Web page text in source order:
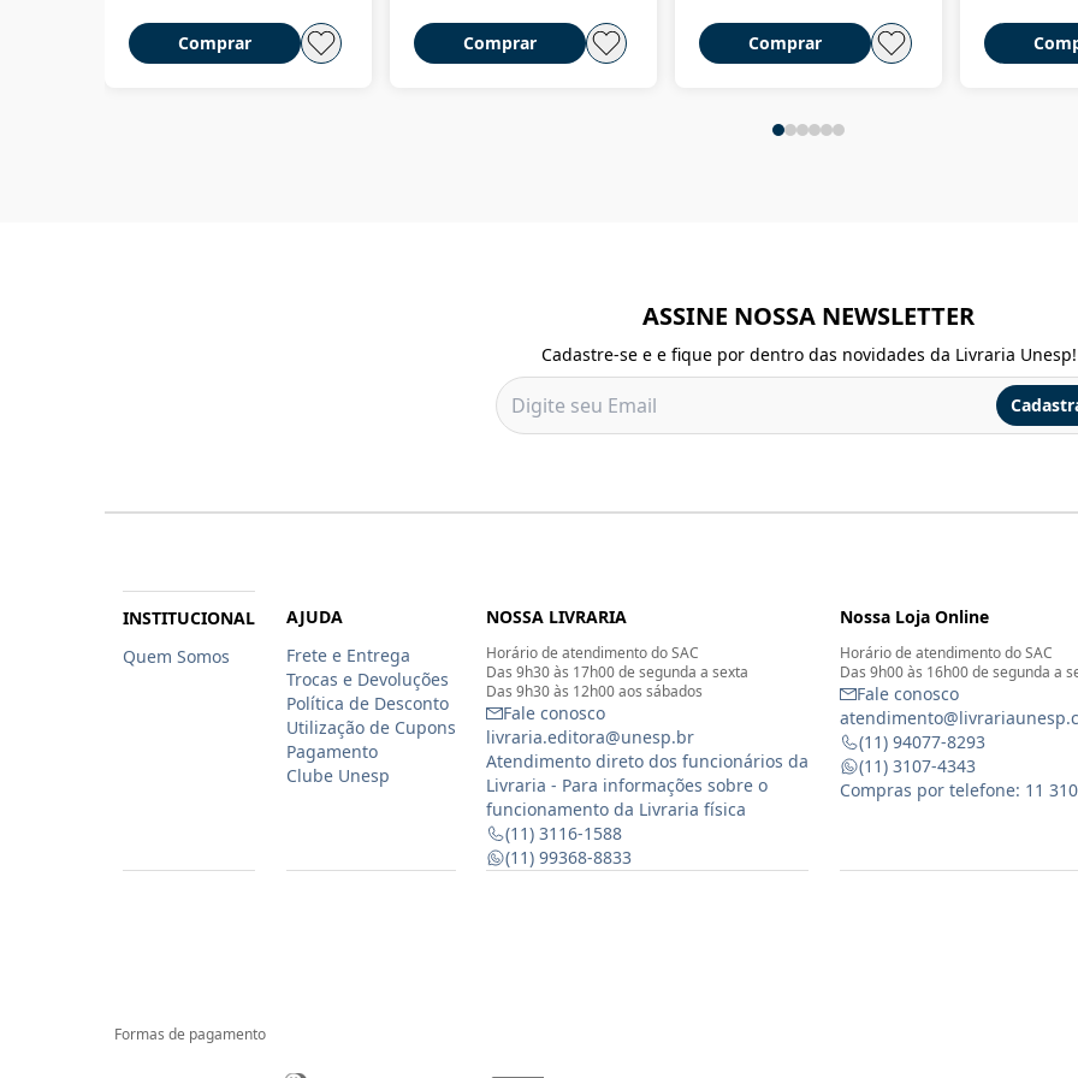
Comprar Comprar Comprar
ASSINE NOSSA NEWSLETTER
Cadastre-se e e fique por dentro das novidades da Livraria Unesp!
INSTITUCIONAL
Quem Somos
AJUDA
Frete e Entrega
Trocas e Devoluções
Política de Desconto
Utilização de Cupons
Pagamento
Clube Unesp
NOSSA LIVRARIA
Horário de atendimento do SAC
Das 9h30 às 17h00 de segunda a sexta
Das 9h30 às 12h00 aos sábados
Fale conosco
livraria.editora@unesp.br
Atendimento direto dos funcionários da
Livraria - Para informações sobre o
funcionamento da Livraria física
(11) 3116-1588
(11) 99368-8833
Nossa Loja Online
Horário de atendimento do SAC
Das 9h00 às 16h00 de segunda a
Fale conosco
(11) 94077-8293
(11) 3107-4343
Compras por telefone: 11
Formas de pagamento